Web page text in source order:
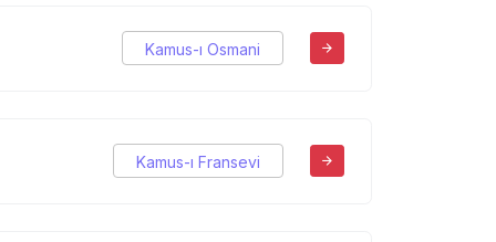
Kamus-ı Osmani
Kamus-ı Fransevi